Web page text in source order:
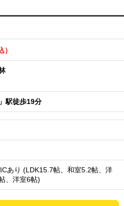
駅徒歩19分
あり (LDK15.7帖、和室5.2帖、洋
、洋室6帖)
築一戸建
古一戸建